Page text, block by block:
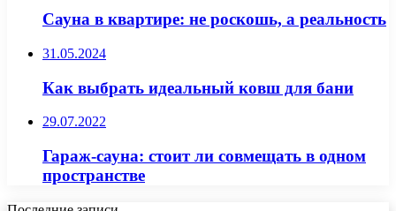
Сауна в квартире: не роскошь, а реальность
31.05.2024
Как выбрать идеальный ковш для бани
29.07.2022
Гараж-сауна: стоит ли совмещать в одном
пространстве